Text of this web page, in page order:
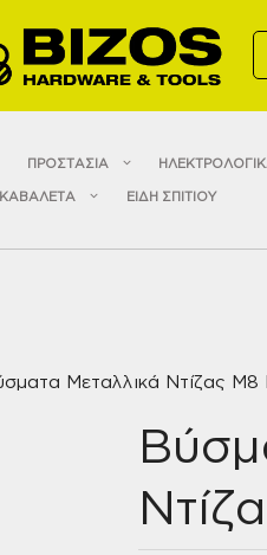
ΠΡΟΣΤΑΣΙΑ
ΕΙΔΗ ΣΠΙΤΙΟΥ
Μεταλλικά Ντίζας M8